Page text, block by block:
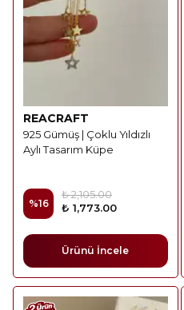
REACRAFT
925 Gümüş | Çoklu Yıldızlı
Aylı Tasarım Küpe
%16
₺ 2,105.00
₺ 1,773.00
Ürünü İncele